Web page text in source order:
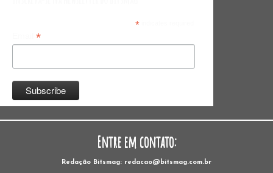
*indicates required
*
Entre em contato:
Redação Bitsmag: redacao@bitsmag.com.br